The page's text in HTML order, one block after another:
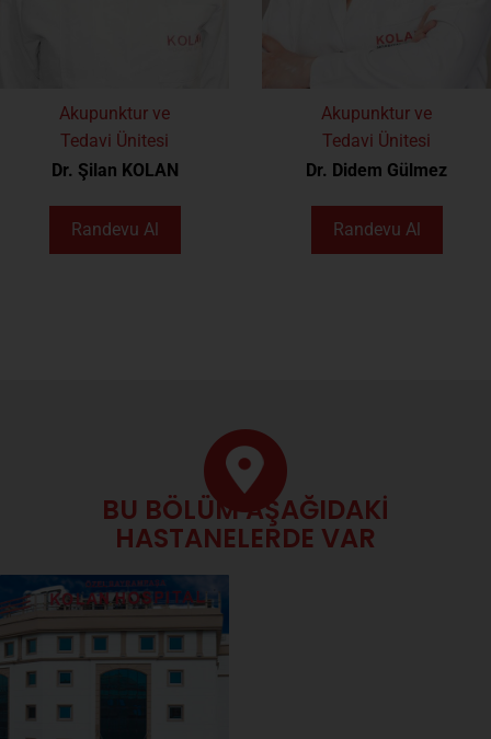
Akupunktur ve
Tedavi Ünitesi
Dr. Şilan KOLAN
Randevu Al
Akupunktur ve
Tedavi Ünitesi
Dr. Didem Gülmez
Randevu Al
BU BÖLÜM AŞAĞIDAKİ
HASTANELERDE VAR